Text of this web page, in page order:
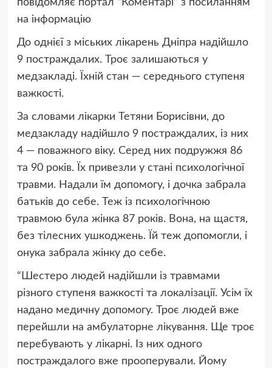
повідомляє портал “Коментарі” з посиланням
на інформацію
До однієї з міських лікарень Дніпра надійшло
9 постраждалих. Троє залишаються у
медзакладі. Їхній стан — середнього ступеня
важкості.
За словами лікарки Тетяни Борисівни, до
медзакладу надійшло 9 постраждалих, із них
4 — поважного віку. Серед них подружжя 86
та 90 років. Їх привезли у стані психологічної
травми. Надали їм допомогу, і дочка забрала
батьків до себе. Теж із психологічною
травмою була жінка 87 років. Вона, на щастя,
без тілесних ушкоджень. Їй теж допомогли, і
онука забрала жінку до себе.
“Шестеро людей надійшли із травмами
різного ступеня важкості та локалізації. Усім їх
надано медичну допомогу. Троє людей вже
перейшли на амбулаторне лікування. Ще троє
перебувають у лікарні. Із них одного
постраждалого вже прооперували. Йому